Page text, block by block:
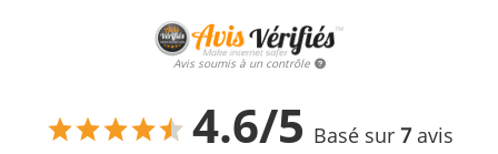
Avis soumis à un contrôle
4.6/5 Basé sur 7avis